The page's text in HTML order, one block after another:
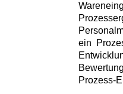
ein
Prozess-